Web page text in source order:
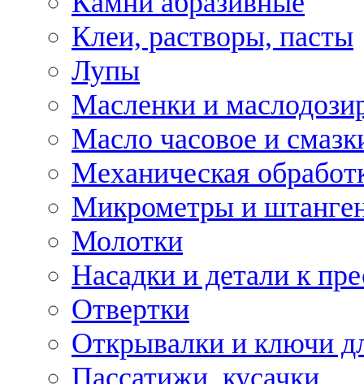
Клеи, растворы, пасты
Лупы
Масленки и
Масло часовое и
Механическая
Микрометры и
Молотки
Насадки и детали к
Отвертки
Открывалки и ключи
Пассатижи, кусачки